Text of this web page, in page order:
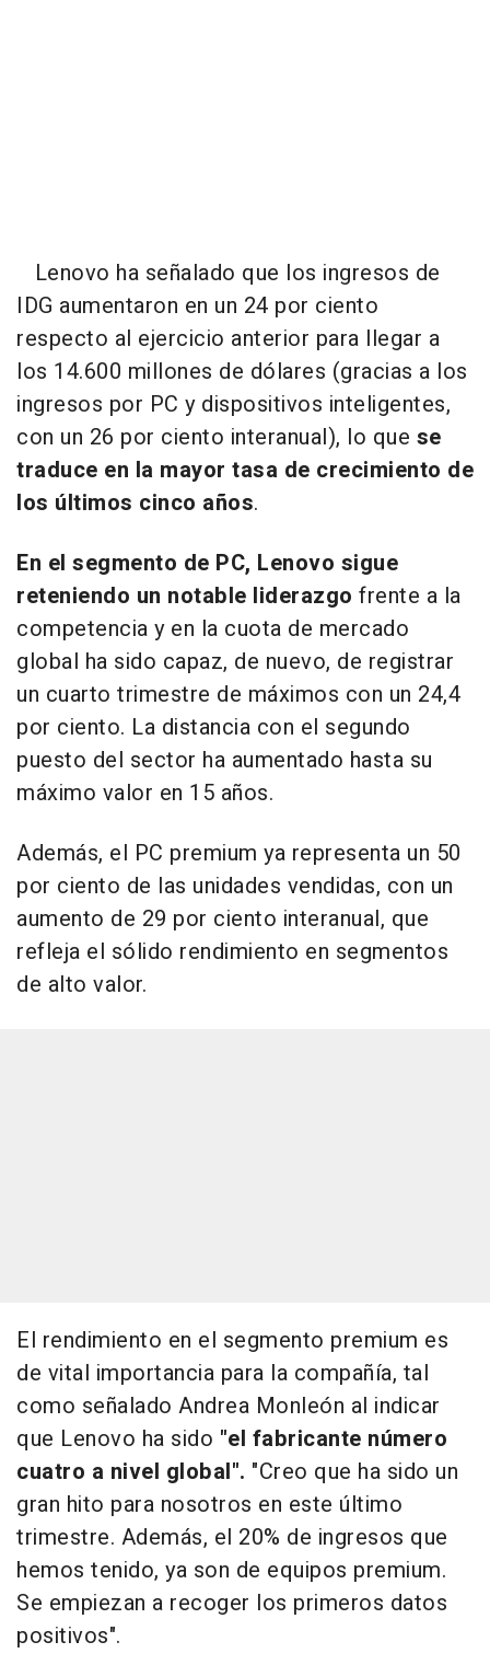
Lenovo ha señalado que los ingresos de
IDG aumentaron en un 24 por ciento
respecto al ejercicio anterior para llegar a
los 14.600 millones de dólares (gracias a los
ingresos por PC y dispositivos inteligentes,
con un 26 por ciento interanual), lo que se
traduce en la mayor tasa de crecimiento de
los últimos cinco años.
En el segmento de PC, Lenovo sigue
reteniendo un notable liderazgo frente a la
competencia y en la cuota de mercado
global ha sido capaz, de nuevo, de registrar
un cuarto trimestre de máximos con un 24,4
por ciento. La distancia con el segundo
puesto del sector ha aumentado hasta su
máximo valor en 15 años.
Además, el PC premium ya representa un 50
por ciento de las unidades vendidas, con un
aumento de 29 por ciento interanual, que
refleja el sólido rendimiento en segmentos
de alto valor.
El rendimiento en el segmento premium es
de vital importancia para la compañía, tal
como señalado Andrea Monleón al indicar
que Lenovo ha sido "el fabricante número
cuatro a nivel global". "Creo que ha sido un
gran hito para nosotros en este último
trimestre. Además, el 20% de ingresos que
hemos tenido, ya son de equipos premium.
Se empiezan a recoger los primeros datos
positivos".